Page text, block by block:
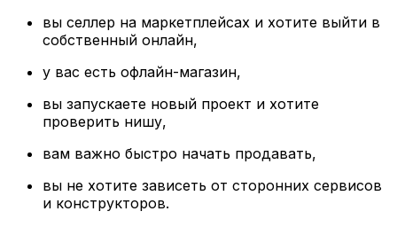
вы селлер на маркетплейсах и хотите выйти в
собственный онлайн,
у вас есть офлайн-магазин,
вы запускаете новый проект и хотите
проверить нишу,
вам важно быстро начать продавать,
вы не хотите зависеть от сторонних сервисов
и конструкторов.